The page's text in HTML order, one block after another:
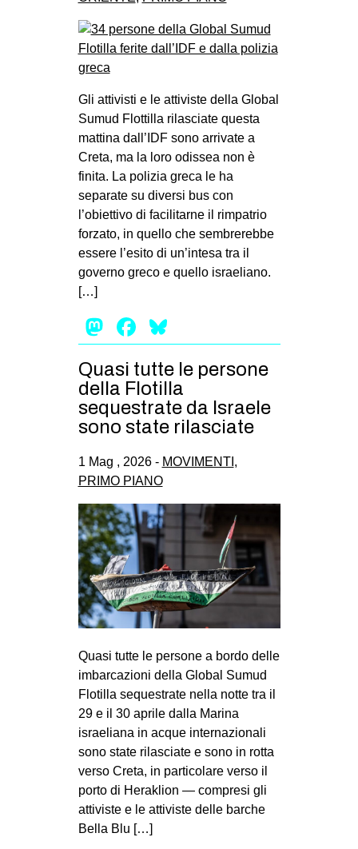
Gli attivisti e le attiviste della Global
Sumud Flottilla rilasciate questa
mattina dall’IDF sono arrivate a
Creta, ma la loro odissea non è
finita. La polizia greca le ha
separate su diversi bus con
l’obiettivo di facilitarne il rimpatrio
forzato, in quello che sembrerebbe
essere l’esito di un’intesa tra il
governo greco e quello israeliano.
[…]
Mastodon
Facebook
Quasi tutte le persone
della Flotilla
sequestrate da Israele
sono state rilasciate
1 Mag , 2026 - MOVIMENTI ,
PRIMO PIANO
Quasi tutte le persone a bordo delle
imbarcazioni della Global Sumud
Flotilla sequestrate nella notte tra il
29 e il 30 aprile dalla Marina
israeliana in acque internazionali
sono state rilasciate e sono in rotta
verso Creta, in particolare verso il
porto di Heraklion — compresi gli
attiviste e le attiviste delle barche
Bella Blu […]